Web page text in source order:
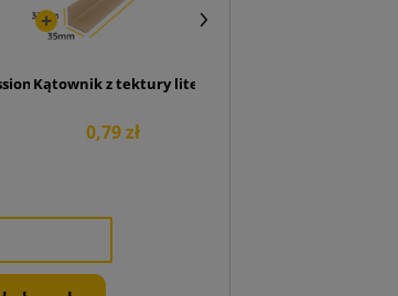
18 mm
Kątownik z tektury litej profil V 35x35x3mm,
0,79 zł